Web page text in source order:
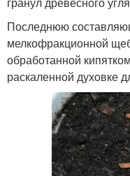
Последнюю
мелкофракционной
обработанной
раскаленной духовке